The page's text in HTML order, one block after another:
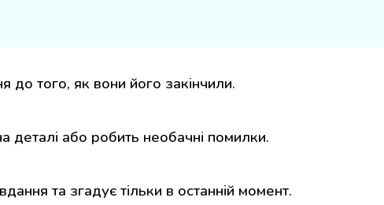
до того, як вони його закінчили.
деталі або робить необачні помилки.
та згадує тільки в останній момент.